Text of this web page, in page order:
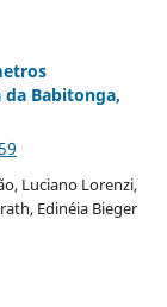
Babitonga,
Luciano Lorenzi,
Edinéia Bieger